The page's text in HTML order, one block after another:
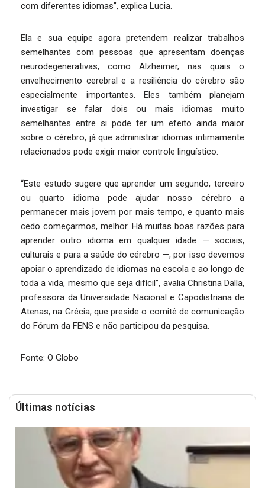
com diferentes idiomas”, explica Lucia.
Ela e sua equipe agora pretendem realizar trabalhos
semelhantes com pessoas que apresentam doenças
neurodegenerativas, como Alzheimer, nas quais o
envelhecimento cerebral e a resiliência do cérebro são
especialmente importantes. Eles também planejam
investigar se falar dois ou mais idiomas muito
semelhantes entre si pode ter um efeito ainda maior
sobre o cérebro, já que administrar idiomas intimamente
relacionados pode exigir maior controle linguístico.
“Este estudo sugere que aprender um segundo, terceiro
ou quarto idioma pode ajudar nosso cérebro a
permanecer mais jovem por mais tempo, e quanto mais
cedo começarmos, melhor. Há muitas boas razões para
aprender outro idioma em qualquer idade — sociais,
culturais e para a saúde do cérebro —, por isso devemos
apoiar o aprendizado de idiomas na escola e ao longo de
toda a vida, mesmo que seja difícil”, avalia Christina Dalla,
professora da Universidade Nacional e Capodistriana de
Atenas, na Grécia, que preside o comitê de comunicação
do Fórum da FENS e não participou da pesquisa.
Fonte: O Globo
Últimas notícias